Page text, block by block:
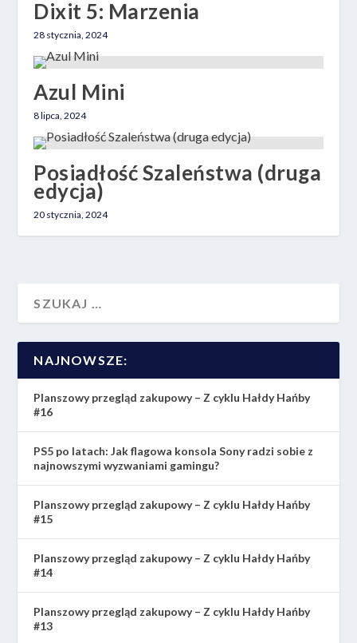
Dixit 5: Marzenia
28 stycznia, 2024
Azul Mini
8 lipca, 2024
Posiadłość Szaleństwa (druga
edycja)
20 stycznia, 2024
NAJNOWSZE:
Planszowy przegląd zakupowy – Z cyklu Hałdy Hańby
#16
PS5 po latach: Jak flagowa konsola Sony radzi sobie z
najnowszymi wyzwaniami gamingu?
Planszowy przegląd zakupowy – Z cyklu Hałdy Hańby
#15
Planszowy przegląd zakupowy – Z cyklu Hałdy Hańby
#14
Planszowy przegląd zakupowy – Z cyklu Hałdy Hańby
#13